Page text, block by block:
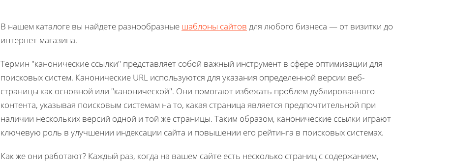
В нашем каталоге вы найдете разнообразные шаблоны сайтов для любого бизнеса — от визитки до
интернет-магазина.
Термин "канонические ссылки" представляет собой важный инструмент в сфере оптимизации для
поисковых систем. Канонические URL используются для указания определенной версии веб-
страницы как основной или "канонической". Они помогают избежать проблем дублированного
контента, указывая поисковым системам на то, какая страница является предпочтительной при
наличии нескольких версий одной и той же страницы. Таким образом, канонические ссылки играют
ключевую роль в улучшении индексации сайта и повышении его рейтинга в поисковых системах.
Как же они работают? Каждый раз, когда на вашем сайте есть несколько страниц с содержанием,